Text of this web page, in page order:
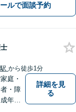
ルで面談予約
から徒歩1分
庭・
・障
年後
詳細を見
る